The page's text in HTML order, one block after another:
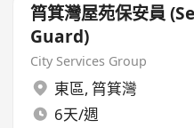
筲箕灣屋苑保安員
Guard)
City Services Group
東區, 筲箕灣
6天/週